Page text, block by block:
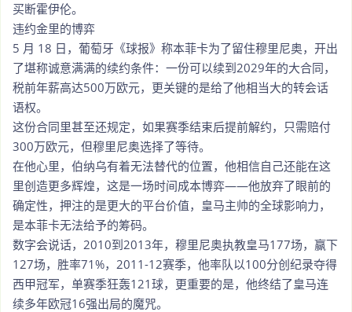
买断霍伊伦。
违约金里的博弈
5 月 18 日，葡萄牙《球报》称本菲卡为了留住穆里尼奥，开出
了堪称诚意满满的续约条件：一份可以续到2029年的大合同，
税前年薪高达500万欧元，更关键的是给了他相当大的转会话
语权。
这份合同里甚至还规定，如果赛季结束后提前解约，只需赔付
300万欧元，但穆里尼奥选择了等待。
在他心里，伯纳乌有着无法替代的位置，他相信自己还能在这
里创造更多辉煌，这是一场时间成本博弈——他放弃了眼前的
确定性，押注的是更大的平台价值，皇马主帅的全球影响力，
是本菲卡无法给予的筹码。
数字会说话，2010到2013年，穆里尼奥执教皇马177场，赢下
127场，胜率71%，2011-12赛季，他率队以100分创纪录夺得
西甲冠军，单赛季狂轰121球，更重要的是，他终结了皇马连
续多年欧冠16强出局的魔咒。